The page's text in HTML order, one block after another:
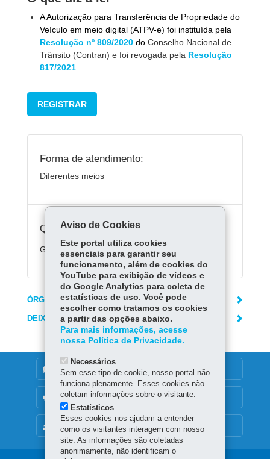
A Autorização para Transferência de Propriedade do
Veículo em meio digital (ATPV-e) foi instituída pela
Resolução nº 809/2020 doConselho Nacional de
Trânsito (Contran) e foi revogada pela Resolução
817/2021
REGISTRAR
Forma de atendimento:
Diferentes meios
Quanto custa:
Gratuito
ÓRGÃO RESPONSÁVEL
DEIXE SUA OPINIÃO
MAPA DO SITE
DENUNCIE CORRUPÇÃO
OUVIDORIA
Aviso de Cookies
Este portal utiliza cookies
essenciais para garantir seu
funcionamento, além de cookies do
YouTube para exibição de vídeos e
do Google Analytics para coleta de
estatísticas de uso. Você pode
escolher como tratamos os cookies
a partir das opções abaixo.
Para mais informações, acesse
nossa Política de Privacidade.
Necessários
Sem esse tipo de cookie, nosso portal não
funciona plenamente. Esses cookies não
coletam informações sobre o visitante.
Estatísticos
Esses cookies nos ajudam a entender
como os visitantes interagem com nosso
site. As informações são coletadas
anonimamente, não identificam o